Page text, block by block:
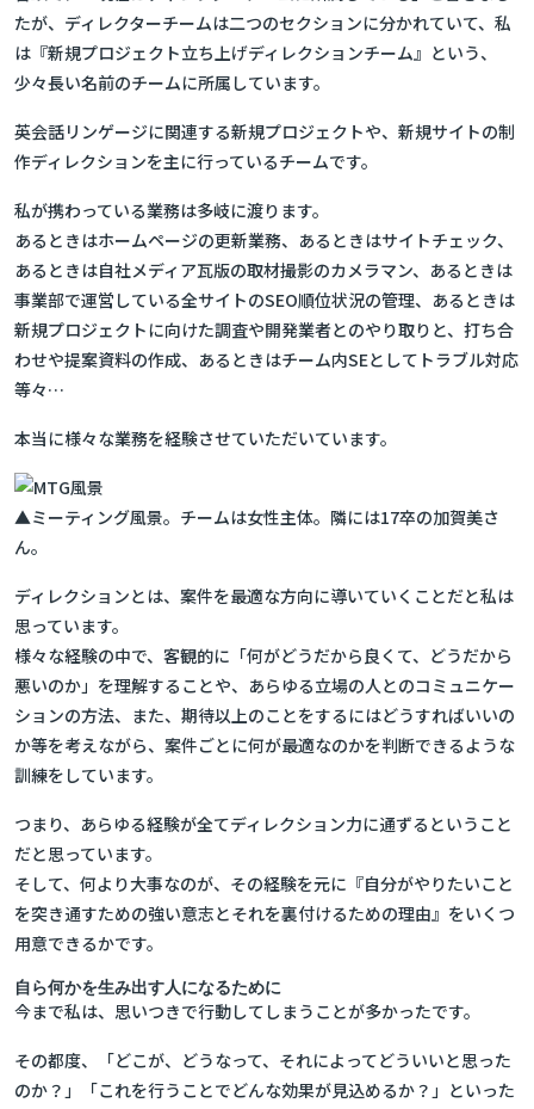
たが、ディレクターチームは二つのセクションに分かれていて、私
は 『新規プロジェクト立ち上げディレクションチーム』 という、
少々長い名前のチームに所属しています。
英会話リンゲージに関連する新規プロジェクトや、新規サイトの制
作ディレクションを主に行っているチームです。
私が携わっている業務は多岐に渡ります。
あるときはホームページの更新業務、あるときはサイトチェック、
あるときは自社メディア瓦版の取材撮影のカメラマン、あるときは
事業部で運営している全サイトのSEO順位状況の管理、あるときは
新規プロジェクトに向けた調査や開発業者とのやり取りと、打ち合
わせや提案資料の作成、あるときはチーム内SEとしてトラブル対応
等々…
本当に様々な業務を経験させていただいています。
▲ミーティング風景。チームは女性主体。隣には17卒の加賀美さ
ん。
ディレクションとは、案件を最適な方向に導いていくことだと私は
思っています。
様々な経験の中で、客観的に「何がどうだから良くて、どうだから
悪いのか」を理解することや、あらゆる立場の人とのコミュニケー
ションの方法、また、期待以上のことをするにはどうすればいいの
か等を考えながら、案件ごとに何が最適なのかを判断できるような
訓練をしています。
つまり、あらゆる経験が全てディレクション力に通ずるということ
だと思っています。
そして、何より大事なのが、 その経験を元に 『自分がやりたいこと
を突き通すための強い意志とそれを裏付けるための理由』 をいくつ
用意できるかです。
自ら何かを生み出す人になるために
今まで私は、思いつきで行動してしまうことが多かったです。
その都度、「どこが、どうなって、それによってどういいと思った
のか？」「これを行うことでどんな効果が見込めるか？」といった